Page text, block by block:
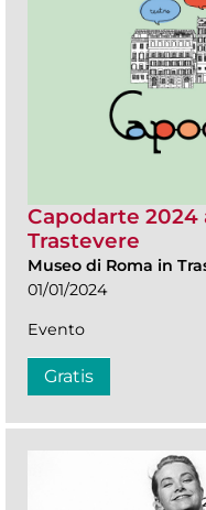
Capodarte 2024
Trastevere
Museo di Roma in
01/01/2024
Evento
Gratis